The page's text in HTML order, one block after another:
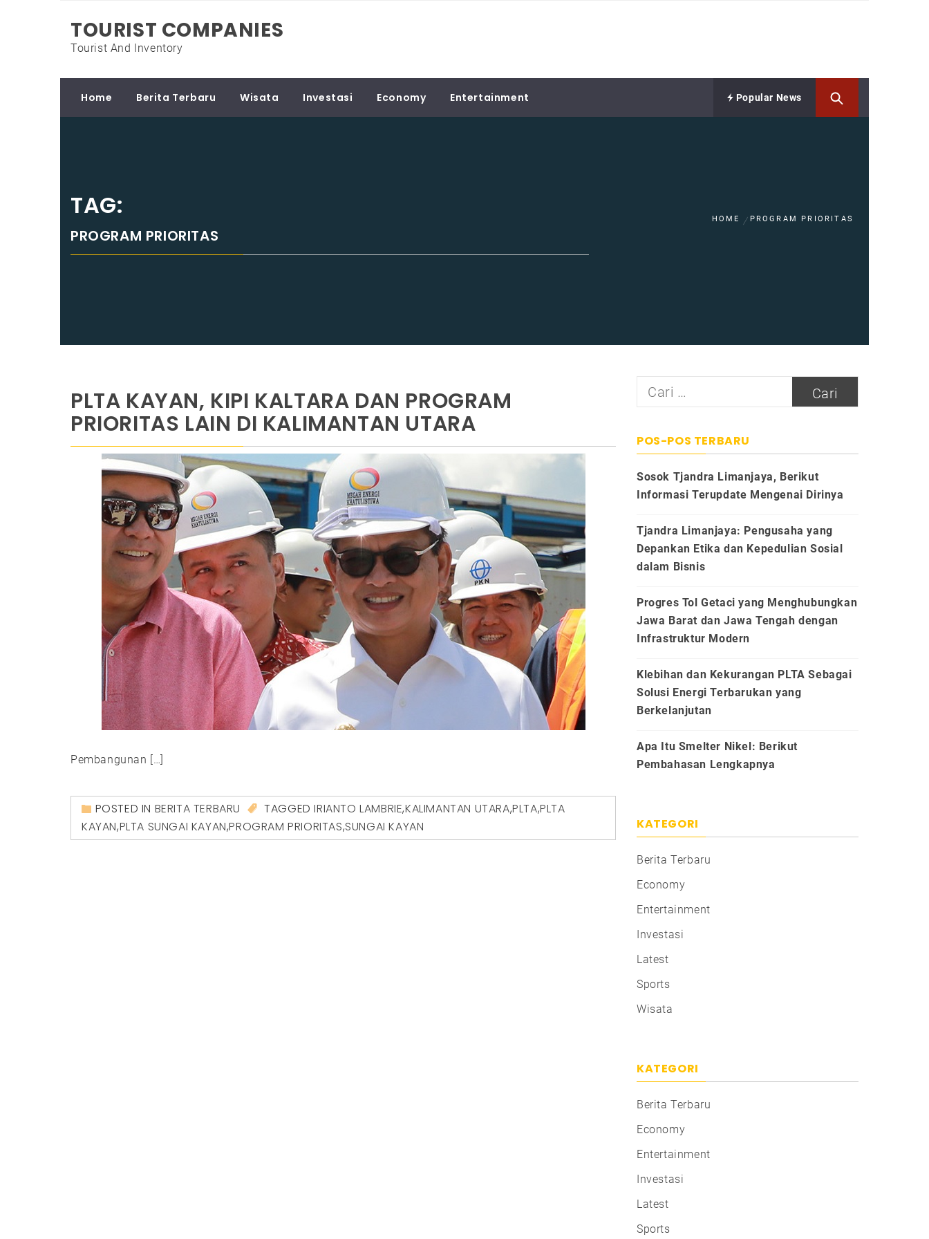
content
TOURIST COMPANIES
Tourist And Inventory
Home Berita Terbaru Wisata Investasi Economy Entertainment Popular News
TAG:
PROGRAM PRIORITAS
HOME PROGRAM PRIORITAS
PLTA KAYAN, KIPI KALTARA DAN PROGRAM
PRIORITAS LAIN DI KALIMANTAN UTARA
Pembangunan […]
POSTED IN BERITA TERBARU TAGGEDIRIANTO LAMBRIE,KALIMANTAN UTARA,PLTA,PLTA
KAYAN,PLTA SUNGAI KAYAN,PROGRAM PRIORITAS,SUNGAI KAYAN
Cari
POS-POS TERBARU
Sosok Tjandra Limanjaya, Berikut
Informasi Terupdate Mengenai Dirinya
Tjandra Limanjaya: Pengusaha yang
Depankan Etika dan Kepedulian Sosial
dalam Bisnis
Progres Tol Getaci yang Menghubungkan
Jawa Barat dan Jawa Tengah dengan
Infrastruktur Modern
Klebihan dan Kekurangan PLTA Sebagai
Solusi Energi Terbarukan yang
Berkelanjutan
Apa Itu Smelter Nikel: Berikut
Pembahasan Lengkapnya
KATEGORI
Berita Terbaru
Economy
Entertainment
Investasi
Latest
Sports
Wisata
KATEGORI
Berita Terbaru
Economy
Entertainment
Investasi
Latest
Sports